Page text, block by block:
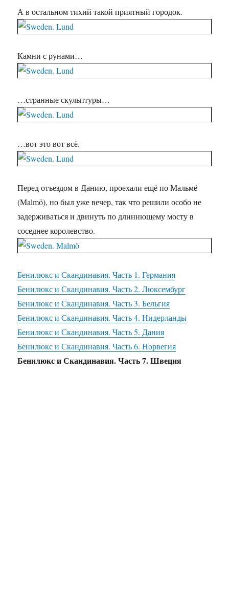
А в остальном тихий такой приятный городок.
Камни с рунами…
…странные скульптуры…
…вот это вот всё.
Перед отъездом в Данию, проехали ещё по Мальмё
(Malmö), но был уже вечер, так что решили особо не
задерживаться и двинуть по длиннющему мосту в
соседнее королевство.
Бенилюкс и Скандинавия. Часть 1. Германия
Бенилюкс и Скандинавия. Часть 2. Люксембург
Бенилюкс и Скандинавия. Часть 3. Бельгия
Бенилюкс и Скандинавия. Часть 4. Нидерланды
Бенилюкс и Скандинавия. Часть 5. Дания
Бенилюкс и Скандинавия. Часть 6. Норвегия
Бенилюкс и Скандинавия. Часть 7. Швеция